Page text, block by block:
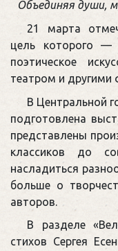
Объединяя души,
21 марта
цель которого —
поэтическое
театром и
В Центральной
подготовлена
представлены
классиков до
насладиться
больше о
авторов.
В разделе
стихов Сергея